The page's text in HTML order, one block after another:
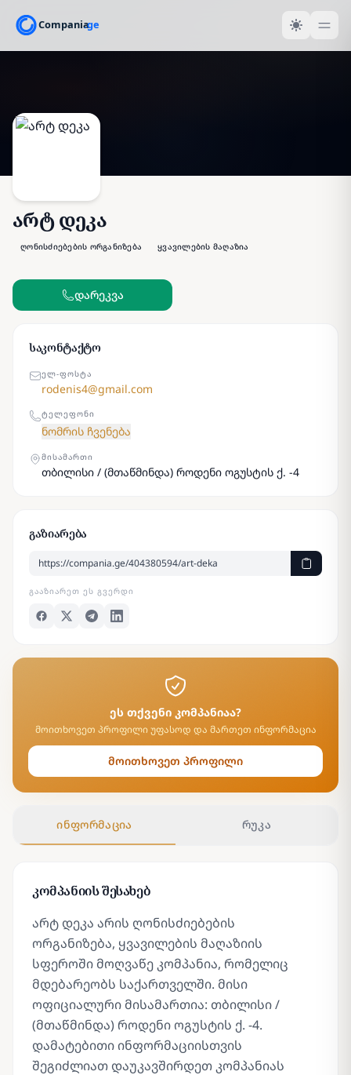
არტ დეკა
ღონისძიებების ორგანიზება ყვავილების მაღაზია
დარეკვა
საკონტაქტო
ᲔᲚ-ᲤᲝᲡᲢᲐ
rodenis4@gmail.com
ᲢᲔᲚᲔᲤᲝᲜᲘ
ნომრის ჩვენება
ᲛᲘᲡᲐᲛᲐᲠᲗᲘ
თბილისი / (მთაწმინდა) როდენი ოგუსტის ქ. -4
გაზიარება
ᲒᲐᲐᲖᲘᲐᲠᲔᲗ ᲔᲡ ᲒᲕᲔᲠᲓᲘ
ეს თქვენი კომპანიაა?
მოითხოვეთ პროფილი უფასოდ და მართეთ ინფორმაცია
მოითხოვეთ პროფილი
ინფორმაცია რუკა
კომპანიის შესახებ
არტ დეკა არის ღონისძიებების
ორგანიზება, ყვავილების მაღაზიის
სფეროში მოღვაწე კომპანია, რომელიც
მდებარეობს საქართველში. მისი
ოფიციალური მისამართია: თბილისი /
(მთაწმინდა) როდენი ოგუსტის ქ. -4.
დამატებითი ინფორმაციისთვის
შეგიძლიათ დაუკავშირდეთ კომპანიას